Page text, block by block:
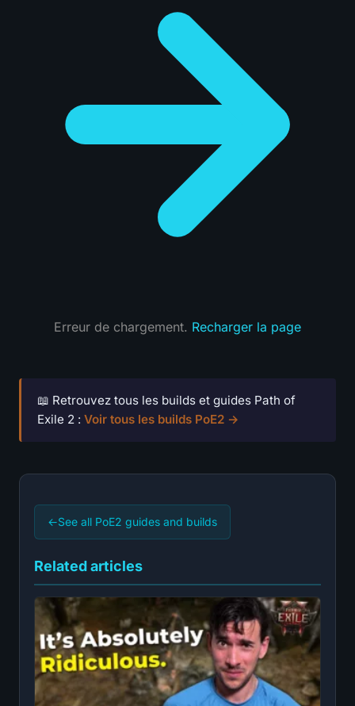
Erreur de chargement. Recharger la page
📖 Retrouvez tous les builds et guides Path of
Exile 2 : Voir tous les builds PoE2 →
←See all PoE2 guides and builds
Related articles